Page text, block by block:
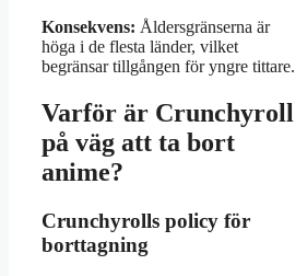
Konsekvens: Åldersgränserna är
höga i de flesta länder, vilket
begränsar tillgången för yngre tittare.
Varför är Crunchyroll
på väg att ta bort
anime?
Crunchyrolls policy för
borttagning